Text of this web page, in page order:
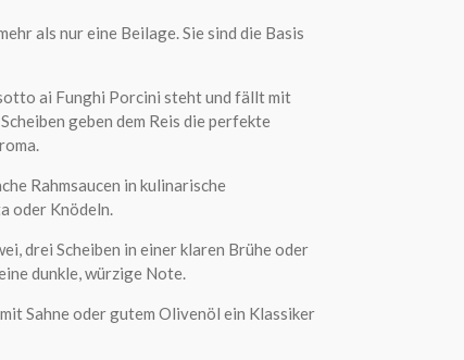
als nur eine Beilage. Sie sind die Basis
ai Funghi Porcini steht und fällt mit
geben dem Reis die perfekte
Rahmsaucen in kulinarische
oder Knödeln.
drei Scheiben in einer klaren Brühe oder
dunkle, würzige Note.
Sahne oder gutem Olivenöl ein Klassiker